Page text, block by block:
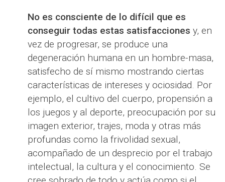
No es consciente de lo difícil que es
conseguir todas estas satisfacciones y, en
vez de progresar, se produce una
degeneración humana en un hombre-masa,
satisfecho de sí mismo mostrando ciertas
características de intereses y ociosidad. Por
ejemplo, el cultivo del cuerpo, propensión a
los juegos y al deporte, preocupación por su
imagen exterior, trajes, moda y otras más
profundas como la frivolidad sexual,
acompañado de un desprecio por el trabajo
intelectual, la cultura y el conocimiento. Se